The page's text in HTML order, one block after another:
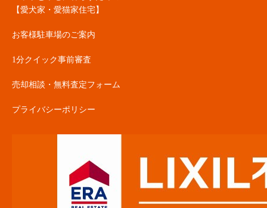
【愛犬家・愛猫家住宅】
お客様駐車場のご案内
1分クイック事前審査
売却相談・無料査定フォーム
プライバシーポリシー